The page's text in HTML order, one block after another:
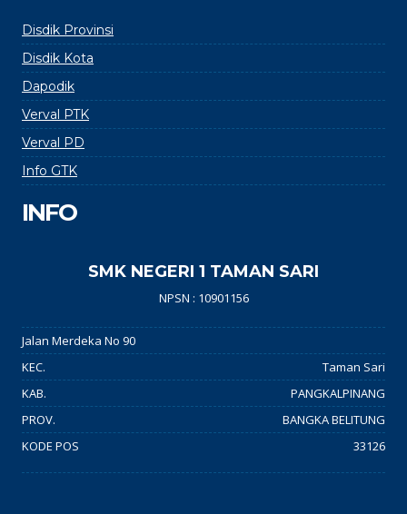
Disdik Provinsi
Disdik Kota
Dapodik
Verval PTK
Verval PD
Info GTK
INFO
SMK NEGERI 1 TAMAN SARI
NPSN : 10901156
Jalan Merdeka No 90
KEC.
Taman Sari
KAB.
PANGKALPINANG
PROV.
BANGKA BELITUNG
KODE POS
33126